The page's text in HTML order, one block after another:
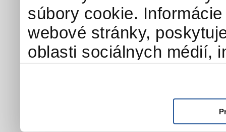
súbory cookie.
webové stránky,
oblasti sociálnych médií,